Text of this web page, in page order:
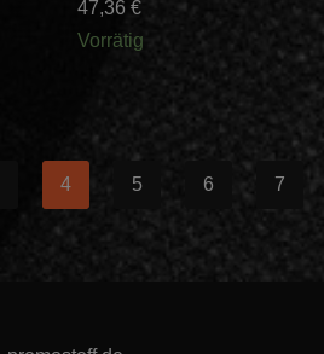
47,36€
Vorrätig
4 5 6 7